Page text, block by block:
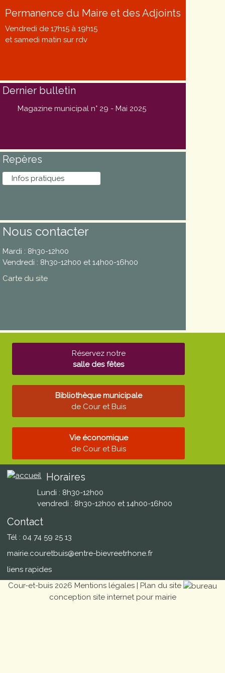
Permanence du Maire et des Adjoints
Vendredi de 17h15 à 19h15
et samedi matin sur rdv
Dernier bulletin
Magazine municipal n° 29 - Mai 2025
Repères
Infos pratiques
Nous contacter
Mardi : 8h30-12h00
Vendredi : 8h30-12h00 et 14h00-16h00
Carte du site
Réservez notre
salle des fêtes
Bibliothèque municipale
de Cour et Buis
Vie économique
de Cour et Buis
Horaires
Lundi : 8h30-12h00
vendredi : 8h30-12h00 et 14h00-16h00
Contact
Tél : 04 74 59 25 13
mairie.couretbuis@entre-bievreetrhone.fr
liens rapides
Cour-et-buis 2026 Mentions légales | Plan du site
conception site internet pour mairie